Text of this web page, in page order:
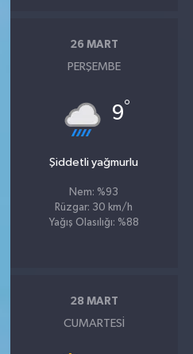
26 MART
PERŞEMBE
9°
Şiddetli yağmurlu
Nem: %93
Rüzgar: 30 km/h
Yağış Olasılığı: %88
28 MART
CUMARTESI